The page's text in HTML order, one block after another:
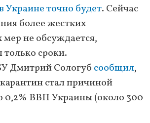
Украине точно будет. Сейчас
более жестких
не обсуждается,
сроки.
Дмитрий Сологуб сообщил,
стал причиной
0,2% ВВП Украины (около 300